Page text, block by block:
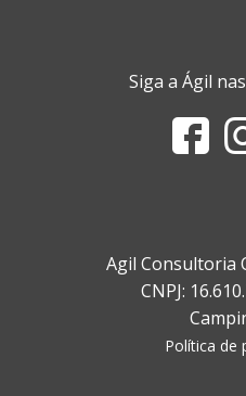
Siga a Ágil
Agil Consultoria
CNPJ:
Política de